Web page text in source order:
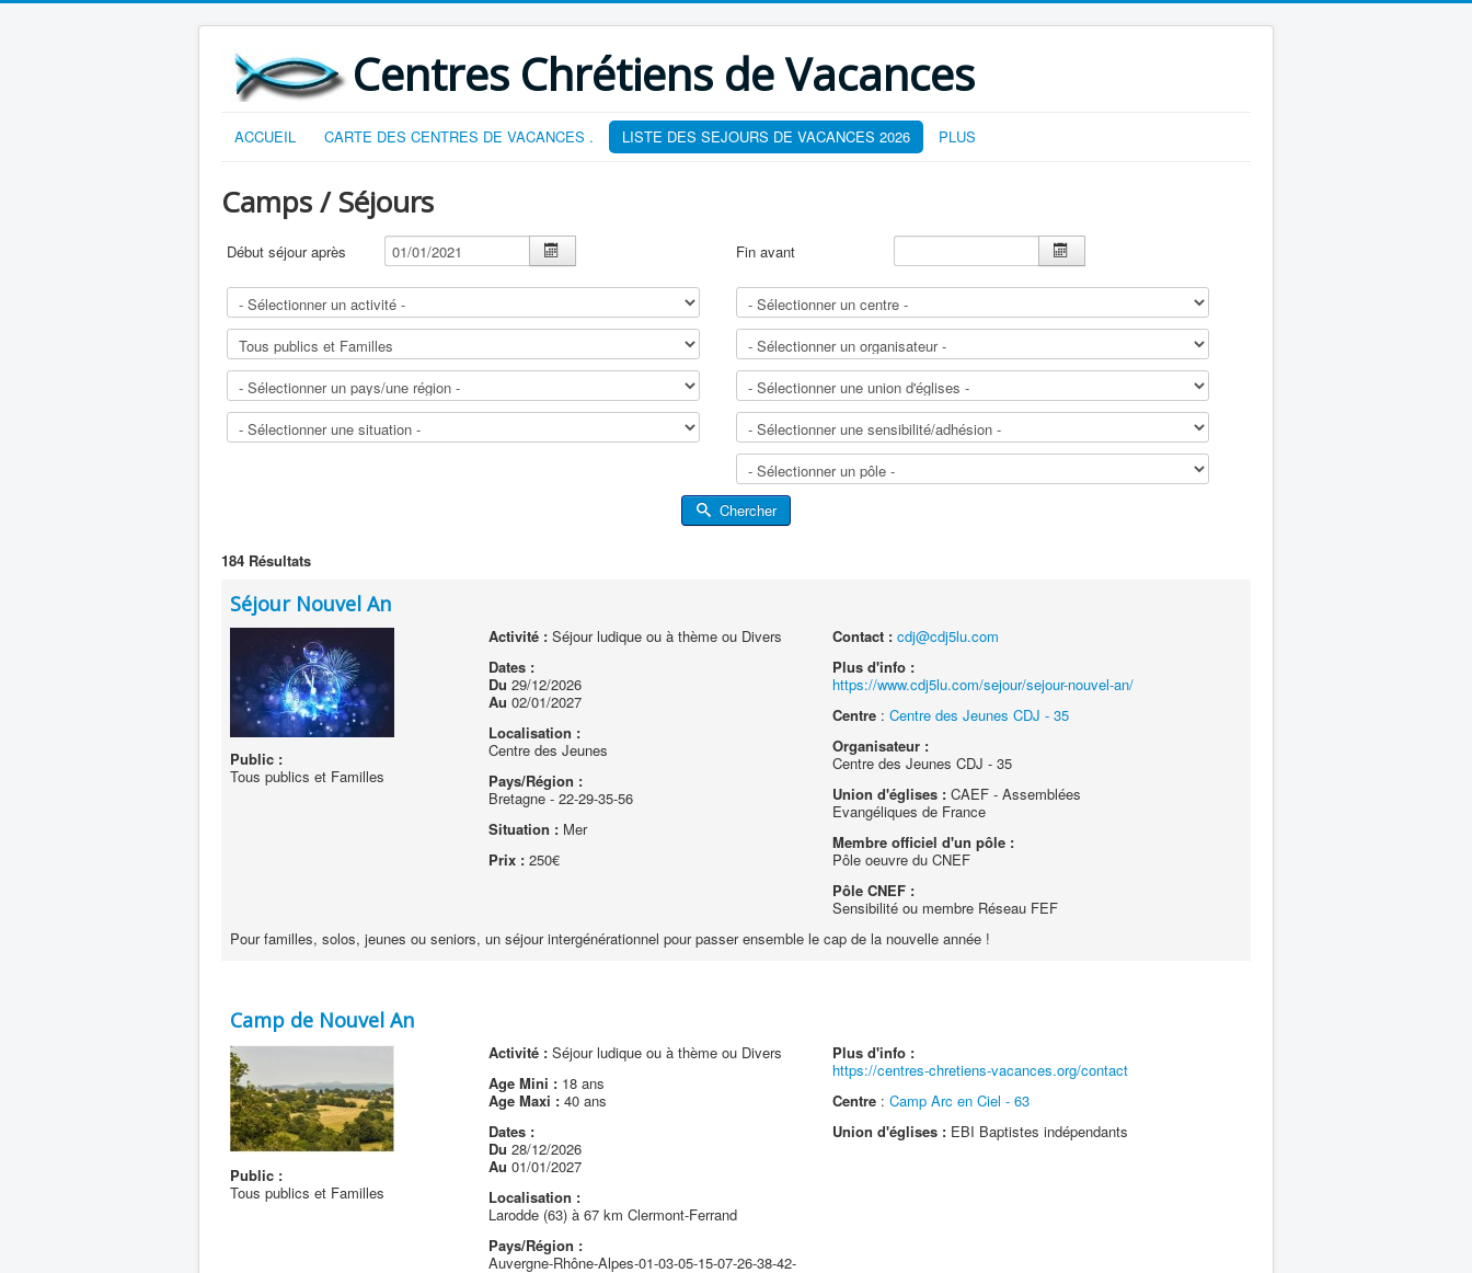
Centres Chrétiens de Vacances
ACCUEIL CARTE DES CENTRES DE VACANCES . LISTE DES SEJOURS DE VACANCES 2026 PLUS
Camps / Séjours
Début séjour après Fin avant
Chercher
184 Résultats
Séjour Nouvel An
Public :
Tous publics et Familles
Activité :Séjour ludique ou à thème ou Divers
Dates :
Du 29/12/2026
Au 02/01/2027
Localisation :
Centre des Jeunes
Pays/Région :
Bretagne - 22-29-35-56
Situation :Mer
Prix :250€
Contact : cdj@cdj5lu.com
Plus d'info :
https://www.cdj5lu.com/sejour/sejour-nouvel-an/
Centre :Centre des Jeunes CDJ - 35
Organisateur :
Centre des Jeunes CDJ - 35
Union d'églises : CAEF - Assemblées
Evangéliques de France
Membre officiel d'un pôle :
Pôle oeuvre du CNEF
Pôle CNEF :
Sensibilité ou membre Réseau FEF
Pour familles, solos, jeunes ou seniors, un séjour intergénérationnel pour passer ensemble le cap de la nouvelle année !
Camp de Nouvel An
Public :
Tous publics et Familles
Activité :Séjour ludique ou à thème ou Divers
Age Mini :18 ans
Age Maxi :40 ans
Dates :
Du 28/12/2026
Au 01/01/2027
Localisation :
Larodde (63) à 67 km Clermont-Ferrand
Pays/Région :
Auvergne-Rhône-Alpes-01-03-05-15-07-26-38-42-
Plus d'info :
https://centres-chretiens-vacances.org/contact
Centre :Camp Arc en Ciel - 63
Union d'églises : EBI Baptistes indépendants